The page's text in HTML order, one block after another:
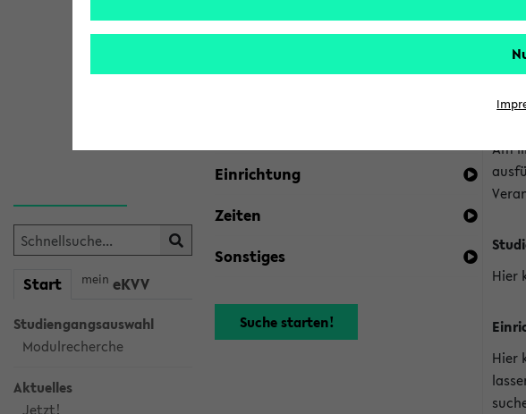
Start mein eKVV
Studiengangsauswahl
Modulrecherche
Aktuelles
Jetzt!
Kombisuche im eKVV
Ihre Suchkriterien:
Einrichtung
Zeiten
Sonstiges
Sie
die
Am
Hier
Hier